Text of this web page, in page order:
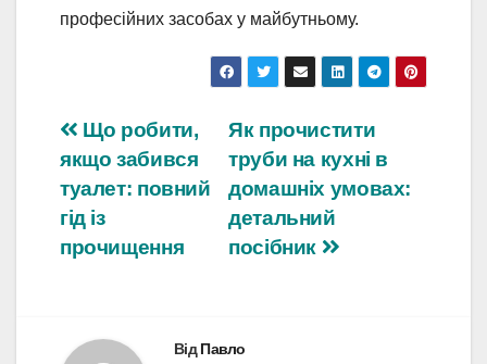
професійних засобах у майбутньому.
Навігація
записів
Як прочистити
труби на кухні в
домашніх умовах:
детальний
посібник
Що робити,
якщо забився
туалет: повний
гід із
прочищення
ВідПавло